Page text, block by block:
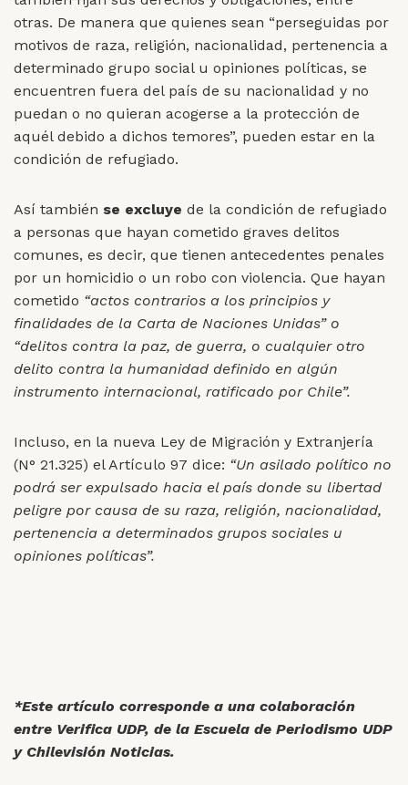
otras. De manera que quienes sean “perseguidas por
motivos de raza, religión, nacionalidad, pertenencia a
determinado grupo social u opiniones políticas, se
encuentren fuera del país de su nacionalidad y no
puedan o no quieran acogerse a la protección de
aquél debido a dichos temores”, pueden estar en la
condición de refugiado.
Así también se excluye de la condición de refugiado
a personas que hayan cometido graves delitos
comunes, es decir, que tienen antecedentes penales
por un homicidio o un robo con violencia. Que hayan
cometido “actos contrarios a los principios y
finalidades de la Carta de Naciones Unidas” o
“delitos contra la paz, de guerra, o cualquier otro
delito contra la humanidad definido en algún
instrumento internacional, ratificado por Chile”.
Incluso, en la nueva Ley de Migración y Extranjería
(N° 21.325) el Artículo 97 dice: “Un asilado político no
podrá ser expulsado hacia el país donde su libertad
peligre por causa de su raza, religión, nacionalidad,
pertenencia a determinados grupos sociales u
opiniones políticas”.
*Este artículo corresponde a una colaboración
entre Verifica UDP, de la Escuela de Periodismo UDP
y Chilevisión Noticias.